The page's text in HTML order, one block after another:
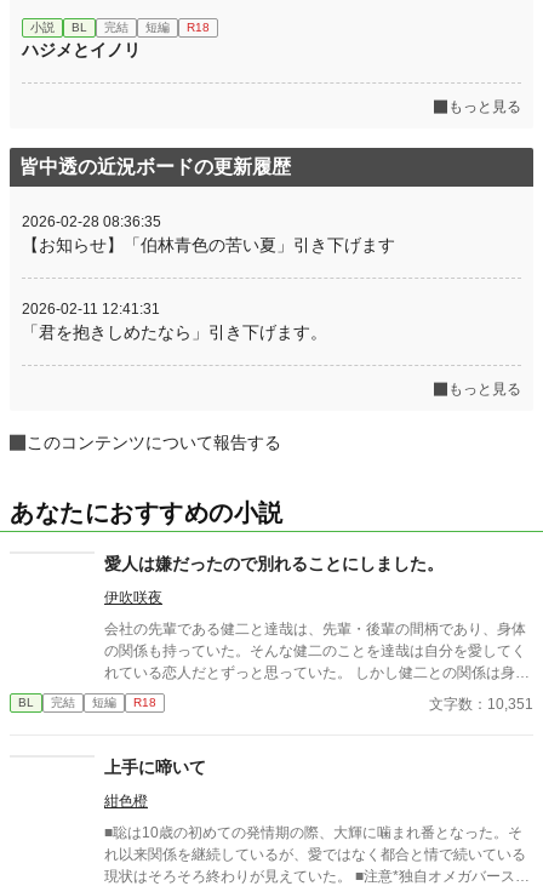
小説 BL 完結 短編 R18
ハジメとイノリ
もっと見る
皆中透の近況ボードの更新履歴
2026-02-28 08:36:35
【お知らせ】「伯林青色の苦い夏」引き下げます
2026-02-11 12:41:31
「君を抱きしめたなら」引き下げます。
もっと見る
このコンテンツについて報告する
あなたにおすすめの小説
愛人は嫌だったので別れることにしました。
伊吹咲夜
会社の先輩である健二と達哉は、先輩・後輩の間柄であり、身体
の関係も持っていた。そんな健二のことを達哉は自分を愛してく
れている恋人だとずっと思っていた。 しかし健二との関係は身体
だけで、それ以上のことはない。疑問に思っていた日、健二が結
婚したと朝礼で報告が。健二は達哉のことを愛してはいなかった
BL 完結 短編 R18 文字数：10,351
上手に啼いて
紺色橙
■聡は10歳の初めての発情期の際、大輝に噛まれ番となった。そ
れ以来関係を継続しているが、愛ではなく都合と情で続いている
現状はそろそろ終わりが見えていた。 ■注意*独自オメガバース設